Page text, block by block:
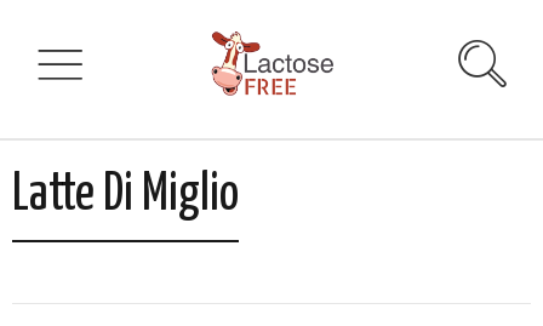
Latte Di Miglio